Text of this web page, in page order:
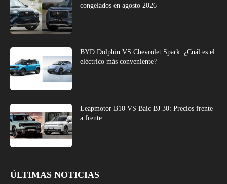
congelados en agosto 2026
BYD Dolphin VS Chevrolet Spark: ¿Cuál es el
eléctrico más conveniente?
Leapmotor B10 VS Baic BJ 30: Precios frente
a frente
ÚLTIMAS NOTICIAS